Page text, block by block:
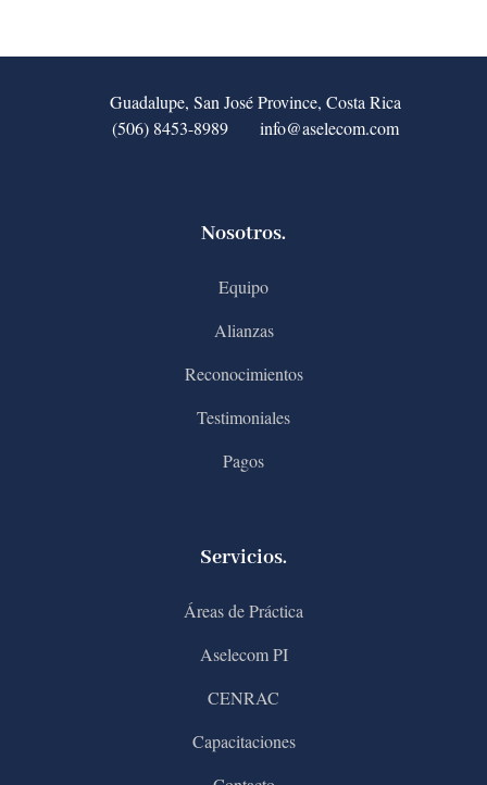
Guadalupe, San José Province, Costa Rica
(506) 8453-8989
info@aselecom.com
Nosotros.
Equipo
Alianzas
Reconocimientos
Testimoniales
Pagos
Servicios.
Áreas de Práctica
Aselecom PI
CENRAC
Capacitaciones